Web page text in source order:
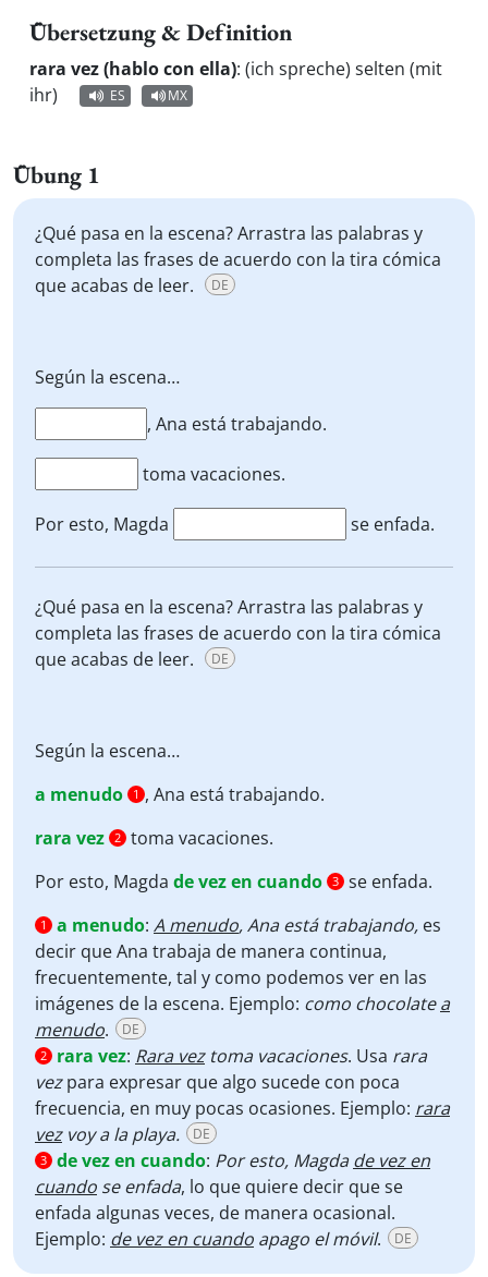
Übersetzung & Definition
rara vez (hablo con ella): (ich spreche) selten (mit
ihr)
ES MX
Übung 1
¿Qué pasa en la escena? Arrastra las palabras y
completa las frases de acuerdo con la tira cómica
que acabas de leer.
DE
Según la escena…
, Ana está trabajando.
toma vacaciones.
Por esto, Magda se enfada.
¿Qué pasa en la escena? Arrastra las palabras y
completa las frases de acuerdo con la tira cómica
que acabas de leer.
DE
Según la escena…
a menudo
1 , Ana está trabajando.
rara vez 2 toma vacaciones.
Por esto, Magda de vez en cuando 3 se enfada.
1 a menudo: A menudo, Ana está trabajando, es
decir que Ana trabaja de manera continua,
frecuentemente, tal y como podemos ver en las
imágenes de la escena. Ejemplo: como chocolatea
menudo. DE
2 rara vez: Rara veztoma vacaciones. Usa rara
vezpara expresar que algo sucede con poca
frecuencia, en muy pocas ocasiones. Ejemplo: rara
vezvoy a la playa. DE
3 de vez en cuando: Por esto, Magdade vez en
cuando se enfada, lo que quiere decir que se
enfada algunas veces, de manera ocasional.
Ejemplo: de vez en cuando apago el móvil. DE